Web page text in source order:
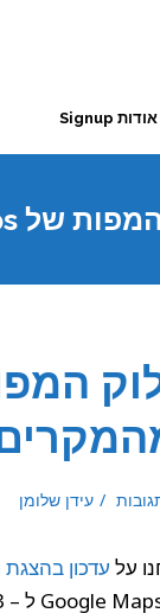
אודות Signup
עידן שלומן
על עדכון בהצגת